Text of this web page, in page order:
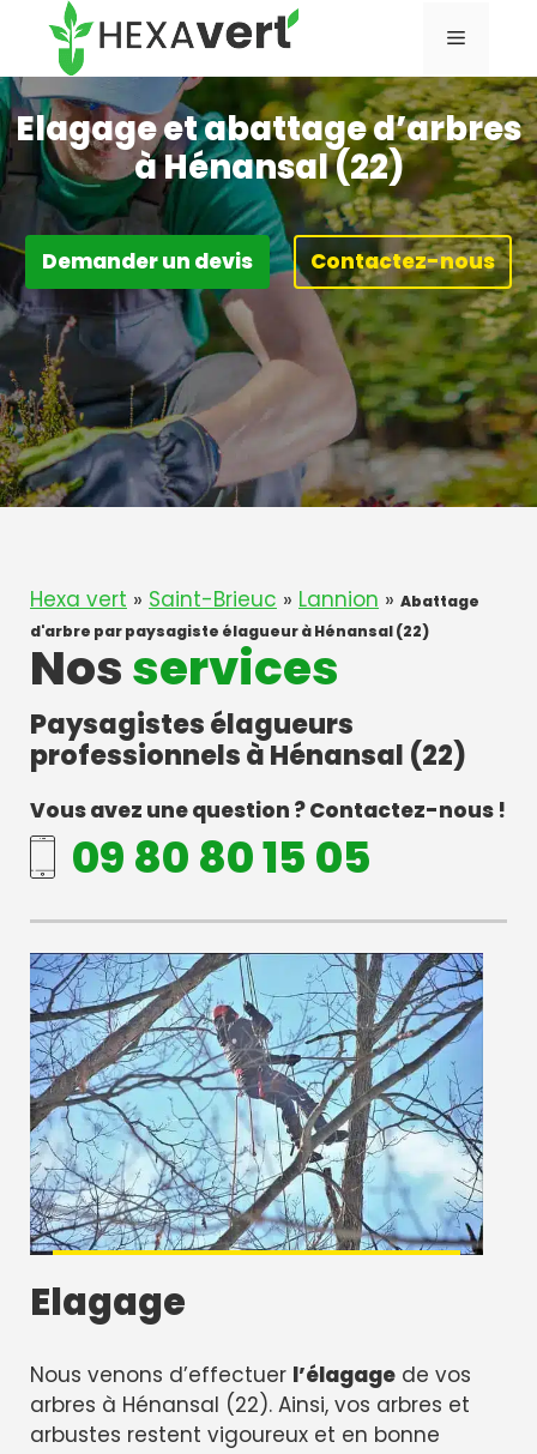
contenu
Menu
Elagage et abattage d’arbres
à Hénansal (22)
Demander un devis Contactez-nous
Hexa vert » Saint-Brieuc » Lannion » Abattage
d'arbre par paysagiste élagueur à Hénansal (22)
Nosservices
Paysagistes élagueurs
professionnels à Hénansal (22)
Vous avez une question ? Contactez-nous !
09 80 80 15 05
Elagage
Nous venons d’effectuer l’élagage de vos
arbres à Hénansal (22). Ainsi, vos arbres et
arbustes restent vigoureux et en bonne